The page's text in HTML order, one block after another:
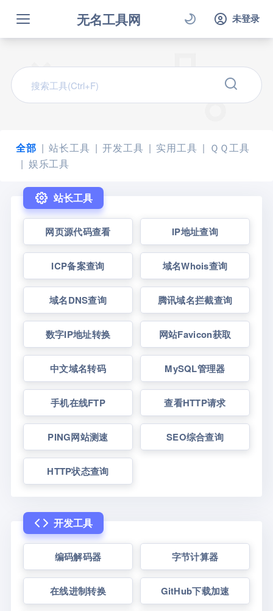
无名工具网 未登录
全部 站长工具 开发工具 实用工具
ＱＱ工具
娱乐工具
站长工具
网页源代码查看 IP地址查询
ICP备案查询 域名Whois查询
域名DNS查询 腾讯域名拦截查询
数字IP地址转换 网站Favicon获取
中文域名转码 MySQL管理器
手机在线FTP 查看HTTP请求
PING网站测速 SEO综合查询
HTTP状态查询
开发工具
编码解码器 字节计算器
在线进制转换 GitHub下载加速